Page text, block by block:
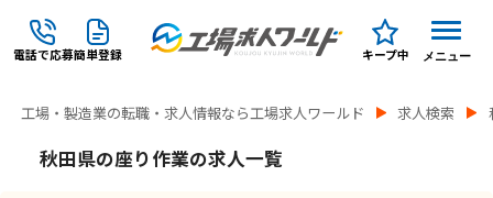
電話で応募簡単登録 キープ中 メニュー
工場・製造業の転職・求人情報なら工場求人ワールド 求人検索
秋田県の座り作業の求人一覧